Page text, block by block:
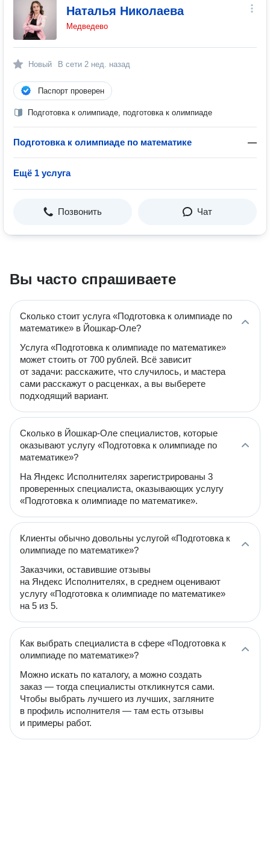
Наталья Николаева
Медведево
Новый В сети 2 нед. назад
Паспорт проверен
Подготовка к олимпиаде, подготовка к олимпиаде
Подготовка к олимпиаде по математике —
Ещё 1 услуга
Позвонить Чат
Вы часто спрашиваете
Сколько стоит услуга «Подготовка к олимпиаде по
математике» в Йошкар-Оле?
Услуга «Подготовка к олимпиаде по математике»
может стоить от 700 рублей. Всё зависит
от задачи: расскажите, что случилось, и мастера
сами расскажут о расценках, а вы выберете
подходящий вариант.
Сколько в Йошкар-Оле специалистов, которые
оказывают услугу «Подготовка к олимпиаде по
математике»?
На Яндекс Исполнителях зарегистрированы 3
проверенных специалиста, оказывающих услугу
«Подготовка к олимпиаде по математике».
Клиенты обычно довольны услугой «Подготовка к
олимпиаде по математике»?
Заказчики, оставившие отзывы
на Яндекс Исполнителях, в среднем оценивают
услугу «Подготовка к олимпиаде по математике»
на 5 из 5.
Как выбрать специалиста в сфере «Подготовка к
олимпиаде по математике»?
Можно искать по каталогу, а можно создать
заказ — тогда специалисты откликнутся сами.
Чтобы выбрать лучшего из лучших, загляните
в профиль исполнителя — там есть отзывы
и примеры работ.